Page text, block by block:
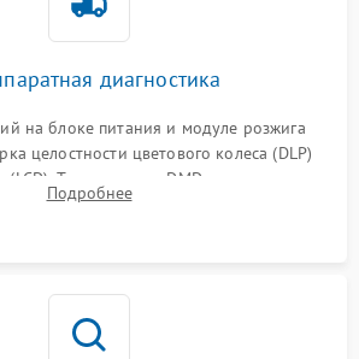
диагностика
на блоке питания и модуле розжига
целостности цветового колеса (DLP)
(LCD). Тестирование DMD-чипа, датчиков
оптопар с помощью мультиметра и
Подробнее